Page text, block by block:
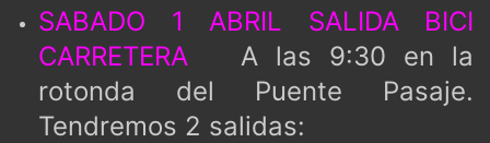
SABADO 1 ABRIL SALIDA BICI
CARRETERA
A las 9:30 en la
rotonda del Puente Pasaje.
Tendremos 2 salidas: